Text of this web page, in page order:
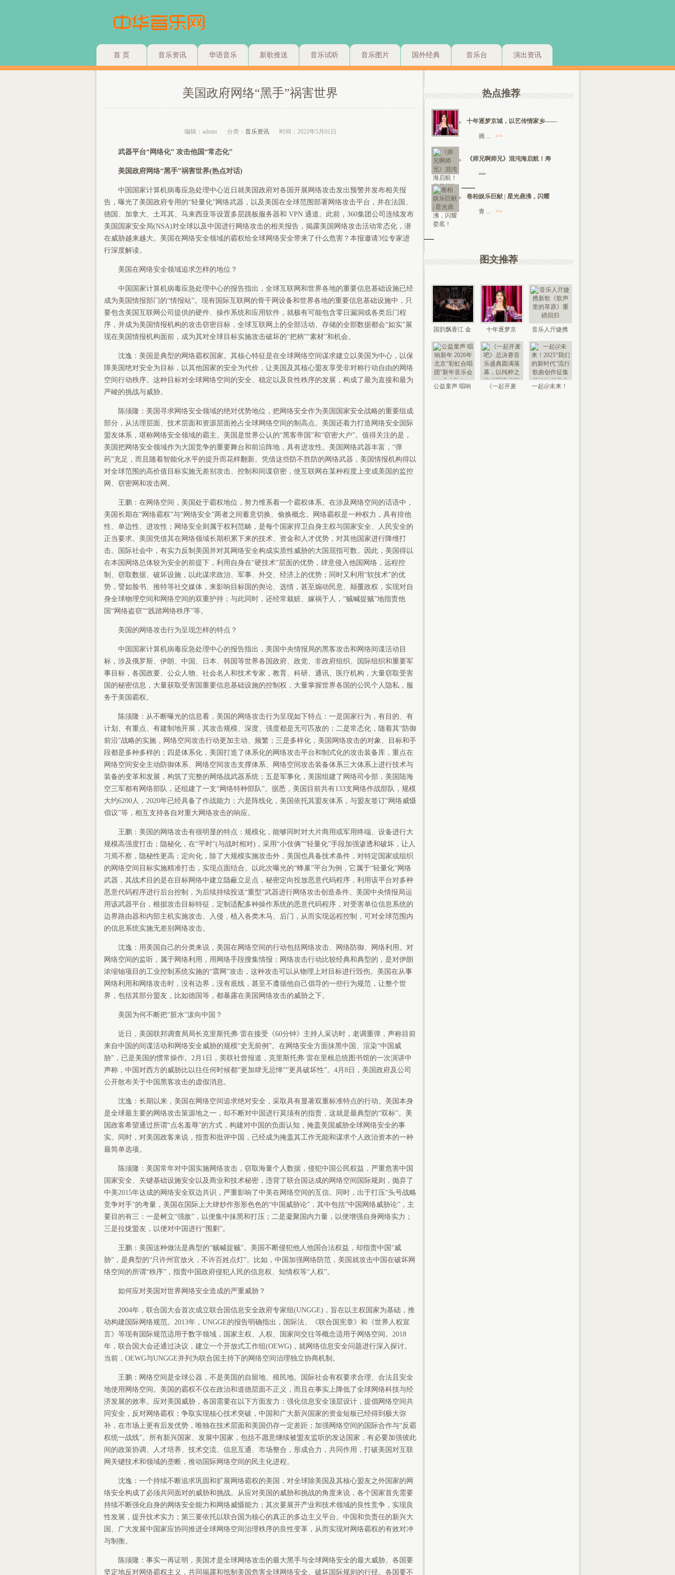
首 页 音乐资讯 华语音乐 新歌推送 音乐试听 音乐图片 国外经典 音乐台 演出资讯
美国政府网络“黑手”祸害世界
编辑：admin 分类： 音乐资讯 时间：2022年5月01日
武器平台“网络化” 攻击他国“常态化”
美国政府网络“黑手”祸害世界(热点对话)
中国国家计算机病毒应急处理中心近日就美国政府对各国开展网络攻击发出预警并发布相关报
告，曝光了美国政府专用的“轻量化”网络武器，以及美国在全球范围部署网络攻击平台，并在法国、
德国、加拿大、土耳其、马来西亚等设置多层跳板服务器和 VPN 通道。此前，360集团公司连续发布
美国国家安全局(NSA)对全球以及中国进行网络攻击的相关报告，揭露美国网络攻击活动常态化，潜
在威胁越来越大。美国在网络安全领域的霸权给全球网络安全带来了什么危害？本报邀请3位专家进
行深度解读。
美国在网络安全领域追求怎样的地位？
中国国家计算机病毒应急处理中心的报告指出，全球互联网和世界各地的重要信息基础设施已经
成为美国情报部门的“情报站”。现有国际互联网的骨干网设备和世界各地的重要信息基础设施中，只
要包含美国互联网公司提供的硬件、操作系统和应用软件，就极有可能包含零日漏洞或各类后门程
序，并成为美国情报机构的攻击窃密目标，全球互联网上的全部活动、存储的全部数据都会“如实”展
现在美国情报机构面前，成为其对全球目标实施攻击破坏的“把柄”“素材”和机会。
沈逸：美国是典型的网络霸权国家。其核心特征是在全球网络空间谋求建立以美国为中心，以保
障美国绝对安全为目标，以其他国家的安全为代价，让美国及其核心盟友享受非对称行动自由的网络
空间行动秩序。这种目标对全球网络空间的安全、稳定以及良性秩序的发展，构成了最为直接和最为
严峻的挑战与威胁。
陈须隆：美国寻求网络安全领域的绝对优势地位，把网络安全作为美国国家安全战略的重要组成
部分，从法理层面、技术层面和资源层面抢占全球网络空间的制高点。美国还着力打造网络安全国际
盟友体系，堪称网络安全领域的霸主。美国是世界公认的“黑客帝国”和“窃密大户”。值得关注的是，
美国把网络安全领域作为大国竞争的重要舞台和前沿阵地，具有进攻性。美国网络武器丰富，“弹
药”充足，而且随着智能化水平的提升而花样翻新。凭借这些防不胜防的网络武器，美国情报机构得以
对全球范围的高价值目标实施无差别攻击、控制和间谍窃密，使互联网在某种程度上变成美国的监控
网、窃密网和攻击网。
王鹏：在网络空间，美国处于霸权地位，努力维系着一个霸权体系。在涉及网络空间的话语中，
美国长期在“网络霸权”与“网络安全”两者之间蓄意切换、偷换概念。网络霸权是一种权力，具有排他
性、单边性、进攻性；网络安全则属于权利范畴，是每个国家捍卫自身主权与国家安全、人民安全的
正当要求。美国凭借其在网络领域长期积累下来的技术、资金和人才优势，对其他国家进行降维打
击。国际社会中，有实力反制美国并对其网络安全构成实质性威胁的大国屈指可数。因此，美国得以
在本国网络总体较为安全的前提下，利用自身在“硬技术”层面的优势，肆意侵入他国网络，远程控
制、窃取数据、破坏设施，以此谋求政治、军事、外交、经济上的优势；同时又利用“软技术”的优
势，譬如脸书、推特等社交媒体，来影响目标国的舆论、选情，甚至煽动民意、颠覆政权，实现对自
身全球物理空间和网络空间的双重护持；与此同时，还经常栽赃、嫁祸于人，“贼喊捉贼”地指责他
国“网络盗窃”“践踏网络秩序”等。
美国的网络攻击行为呈现怎样的特点？
中国国家计算机病毒应急处理中心的报告指出，美国中央情报局的黑客攻击和网络间谍活动目
标，涉及俄罗斯、伊朗、中国、日本、韩国等世界各国政府、政党、非政府组织、国际组织和重要军
事目标，各国政要、公众人物、社会名人和技术专家，教育、科研、通讯、医疗机构，大量窃取受害
国的秘密信息，大量获取受害国重要信息基础设施的控制权，大量掌握世界各国的公民个人隐私，服
务于美国霸权。
陈须隆：从不断曝光的信息看，美国的网络攻击行为呈现如下特点：一是国家行为，有目的、有
计划、有重点、有建制地开展，其攻击规模、深度、强度都是无可匹敌的；二是常态化，随着其“防御
前沿”战略的实施，网络空间攻击行动更加主动、频繁；三是多样化，美国网络攻击的对象、目标和手
段都是多种多样的；四是体系化，美国打造了体系化的网络攻击平台和制式化的攻击装备库，重点在
网络空间安全主动防御体系、网络空间攻击支撑体系、网络空间攻击装备体系三大体系上进行技术与
装备的变革和发展，构筑了完整的网络战武器系统；五是军事化，美国组建了网络司令部，美国陆海
空三军都有网络部队，还组建了一支“网络特种部队”。据悉，美国目前共有133支网络作战部队，规模
大约6200人，2020年已经具备了作战能力；六是阵线化，美国依托其盟友体系，与盟友签订“网络威慑
倡议”等，相互支持各自对重大网络攻击的响应。
王鹏：美国的网络攻击有很明显的特点：规模化，能够同时对大片商用或军用终端、设备进行大
规模高强度打击；隐秘化，在“平时”(与战时相对)，采用“小伎俩”“轻量化”手段加强渗透和破坏，让人
习焉不察，隐秘性更高；定向化，除了大规模实施攻击外，美国也具备技术条件，对特定国家或组织
的网络空间目标实施精准打击，实现点面结合。以此次曝光的“蜂巢”平台为例，它属于“轻量化”网络
武器，其战术目的是在目标网络中建立隐蔽立足点，秘密定向投放恶意代码程序，利用该平台对多种
恶意代码程序进行后台控制，为后续持续投送“重型”武器进行网络攻击创造条件。美国中央情报局运
用该武器平台，根据攻击目标特征，定制适配多种操作系统的恶意代码程序，对受害单位信息系统的
边界路由器和内部主机实施攻击、入侵，植入各类木马、后门，从而实现远程控制，可对全球范围内
的信息系统实施无差别网络攻击。
沈逸：用美国自己的分类来说，美国在网络空间的行动包括网络攻击、网络防御、网络利用。对
网络空间的监听，属于网络利用，用网络手段搜集情报；网络攻击行动比较经典和典型的，是对伊朗
浓缩铀项目的工业控制系统实施的“震网”攻击，这种攻击可以从物理上对目标进行毁伤。美国在从事
网络利用和网络攻击时，没有边界，没有底线，甚至不遵循他自己倡导的一些行为规范，让整个世
界，包括其部分盟友，比如德国等，都暴露在美国网络攻击的威胁之下。
美国为何不断把“脏水”泼向中国？
近日，美国联邦调查局局长克里斯托弗·雷在接受《60分钟》主持人采访时，老调重弹，声称目前
来自中国的间谍活动和网络安全威胁的规模“史无前例”。在网络安全方面抹黑中国、渲染“中国威
胁”，已是美国的惯常操作。2月1日，美联社曾报道，克里斯托弗·雷在里根总统图书馆的一次演讲中
声称，中国对西方的威胁比以往任何时候都“更加肆无忌惮”“更具破坏性”。4月8日，美国政府及公司
公开散布关于中国黑客攻击的虚假消息。
沈逸：长期以来，美国在网络空间追求绝对安全，采取具有显著双重标准特点的行动。美国本身
是全球最主要的网络攻击策源地之一，却不断对中国进行莫须有的指责，这就是最典型的“双标”。美
国政客希望通过所谓“点名羞辱”的方式，构建对中国的负面认知，掩盖美国威胁全球网络安全的事
实。同时，对美国政客来说，指责和批评中国，已经成为掩盖其工作无能和谋求个人政治资本的一种
最简单选项。
陈须隆：美国常年对中国实施网络攻击，窃取海量个人数据，侵犯中国公民权益，严重危害中国
国家安全、关键基础设施安全以及商业和技术秘密，违背了联合国达成的网络空间国际规则，抛弃了
中美2015年达成的网络安全双边共识，严重影响了中美在网络空间的互信。同时，出于打压“头号战略
竞争对手”的考量，美国在国际上大肆炒作形形色色的“中国威胁论”，其中包括“中国网络威胁论”，主
要目的有三：一是树立“强敌”，以便集中抹黑和打压；二是凝聚国内力量，以便增强自身网络实力；
三是拉拢盟友，以便对中国进行“围剿”。
王鹏：美国这种做法是典型的“贼喊捉贼”。美国不断侵犯他人他国合法权益，却指责中国“威
胁”，是典型的“只许州官放火，不许百姓点灯”。比如，中国加强网络防范，美国就攻击中国在破坏网
络空间的所谓“秩序”，指责中国政府侵犯人民的信息权、知情权等“人权”。
如何应对美国对世界网络安全造成的严重威胁？
2004年，联合国大会首次成立联合国信息安全政府专家组(UNGGE)，旨在以主权国家为基础，推
动构建国际网络规范。2013年，UNGGE的报告明确指出，国际法、《联合国宪章》和《世界人权宣
言》等现有国际规范适用于数字领域，国家主权、人权、国家间交往等概念适用于网络空间。2018
年，联合国大会还通过决议，建立一个开放式工作组(OEWG)，就网络信息安全问题进行深入探讨。
当前，OEWG与UNGGE并列为联合国主持下的网络空间治理独立协商机制。
王鹏：网络空间是全球公器，不是美国的自留地、殖民地。国际社会有权要求合理、合法且安全
地使用网络空间。美国的霸权不仅在政治和道德层面不正义，而且在事实上降低了全球网络科技与经
济发展的效率。应对美国威胁，各国需要在以下方面发力：强化信息安全顶层设计，提倡网络空间共
同安全，反对网络霸权；争取实现核心技术突破，中国和广大新兴国家的资金短板已经得到极大弥
补，在市场上更有后发优势，唯独在技术层面和美国仍存一定差距；加强网络空间的国际合作与“反霸
权统一战线”。所有新兴国家、发展中国家，包括不愿意继续被盟友监听的发达国家，有必要加强彼此
间的政策协调、人才培养、技术交流、信息互通、市场整合，形成合力，共同作用，打破美国对互联
网关键技术和领域的垄断，推动国际网络空间的民主化进程。
沈逸：一个持续不断追求巩固和扩展网络霸权的美国，对全球除美国及其核心盟友之外国家的网
络安全构成了必须共同面对的威胁和挑战。从应对美国的威胁和挑战的角度来说，各个国家首先需要
持续不断强化自身的网络安全能力和网络威慑能力；其次要展开产业和技术领域的良性竞争，实现良
性发展，提升技术实力；第三要依托以联合国为核心的真正的多边主义平台。中国和负责任的新兴大
国、广大发展中国家应协同推进全球网络空间治理秩序的良性变革，从而实现对网络霸权的有效对冲
与制衡。
陈须隆：事实一再证明，美国才是全球网络攻击的最大黑手与全球网络安全的最大威胁。各国要
坚定地反对网络霸权主义，共同揭露和抵制美国危害全球网络安全、破坏国际规则的行径。各国要不
热点推荐
十年逐梦京城，以艺传情家乡——
摘 ... >>
《师兄啊师兄》混沌海启航！寿
>>
卷柏娱乐巨献 | 星光鼎沸，闪耀
青 ... >>
图文推荐
国韵飘香江 金
钟鸣未来 “时代
国
十年逐梦京
城，以艺传情
家乡——
音乐人亓婕携
新歌《歌声里
的草
公益童声 唱响
《一起开麦
一起@未来！